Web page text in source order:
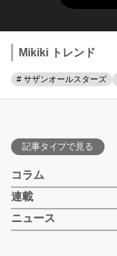
Mikiki トレンド
# サザンオールスターズ
記事タイプで見る
コラム
連載
ニュース